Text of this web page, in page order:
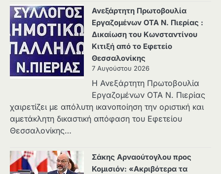
Ανεξάρτητη Πρωτοβουλία
Εργαζομένων ΟΤΑ Ν. Πιερίας :
Δικαίωση του Κωνσταντίνου
Κιτιξή από το Εφετείο
Θεσσαλονίκης
7 Αυγούστου 2026
Η Ανεξάρτητη Πρωτοβουλία
Εργαζομένων ΟΤΑ Ν. Πιερίας
χαιρετίζει με απόλυτη ικανοποίηση την οριστική και
αμετάκλητη δικαστική απόφαση του Εφετείου
Θεσσαλονίκης…
Σάκης Αρναούτογλου προς
Κομισιόν: «Ακριβότερα τα